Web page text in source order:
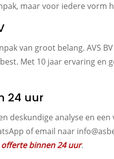
maar voor iedere vorm
van groot belang. AVS
Met 10 jaar ervaring
24 uur
deskundige analyse en
of email naar
binnen 24 uur.